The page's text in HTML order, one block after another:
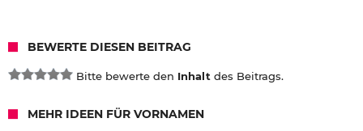
BEWERTE DIESEN BEITRAG
Bitte bewerte den Inhalt des Beitrags.
MEHR IDEEN FÜR VORNAMEN